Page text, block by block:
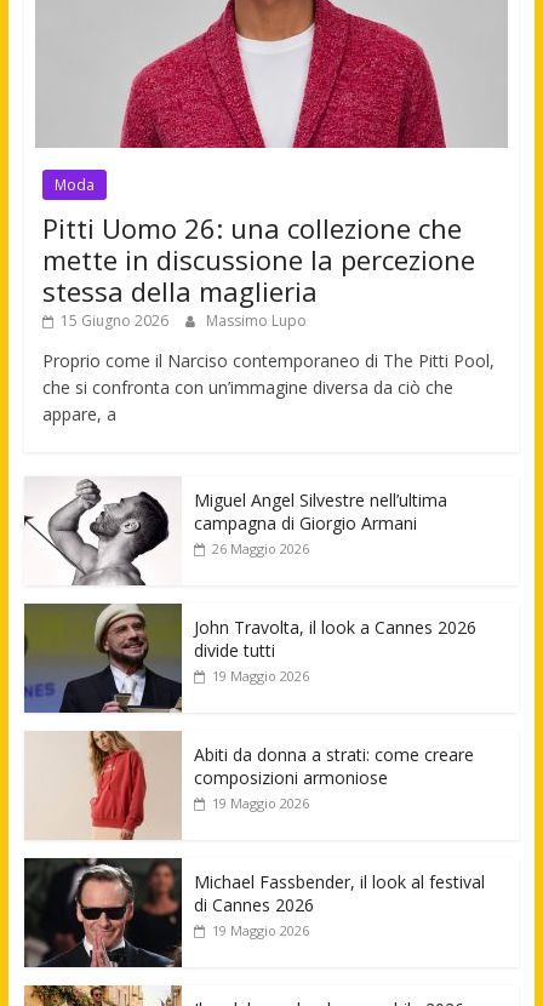
Moda
Pitti Uomo 26: una collezione che
mette in discussione la percezione
stessa della maglieria
15 Giugno 2026 Massimo Lupo
Proprio come il Narciso contemporaneo di The Pitti Pool,
che si confronta con un’immagine diversa da ciò che
appare, a
Miguel Angel Silvestre nell’ultima
campagna di Giorgio Armani
26 Maggio 2026
John Travolta, il look a Cannes 2026
divide tutti
19 Maggio 2026
Abiti da donna a strati: come creare
composizioni armoniose
19 Maggio 2026
Michael Fassbender, il look al festival
di Cannes 2026
19 Maggio 2026